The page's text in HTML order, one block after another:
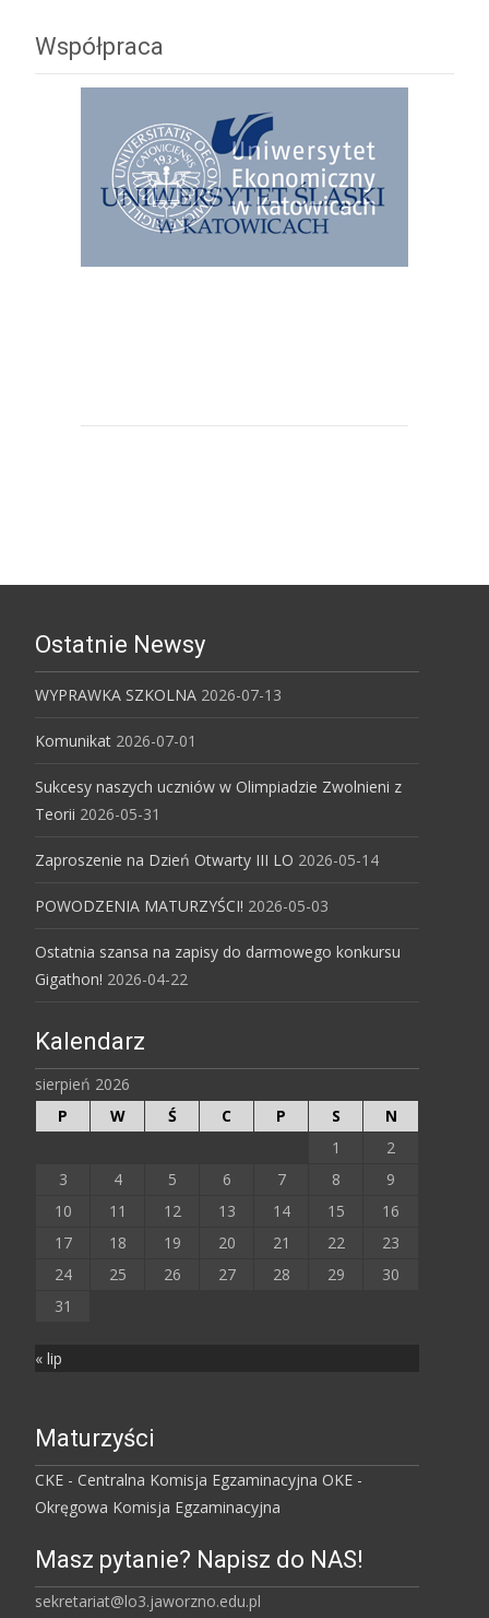
Współpraca
Ostatnie Newsy
WYPRAWKA SZKOLNA 2026-07-13
Komunikat 2026-07-01
Sukcesy naszych uczniów w Olimpiadzie Zwolnieni z
Teorii 2026-05-31
Zaproszenie na Dzień Otwarty III LO 2026-05-14
POWODZENIA MATURZYŚCI! 2026-05-03
Ostatnia szansa na zapisy do darmowego konkursu
Gigathon! 2026-04-22
Kalendarz
sierpień 2026
P
W Ś C P S
N
1
2
3
4 5 6 7 8
9
10
11 12 13 14 15
16
17
18 19 20 21 22
23
24
25 26 27 28 29
30
31
« lip
Maturzyści
CKE - Centralna Komisja Egzaminacyjna OKE -
Okręgowa Komisja Egzaminacyjna
Masz pytanie? Napisz do NAS!
sekretariat@lo3.jaworzno.edu.pl